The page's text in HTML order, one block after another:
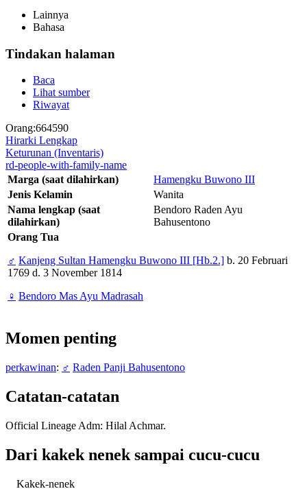
Lainnya
Bahasa
Tindakan halaman
Baca
Lihat sumber
Riwayat
Orang:664590
Hirarki Lengkap
Keturunan (Inventaris)
rd-people-with-family-name
Marga (saat dilahirkan)
Hamengku Buwono III
Jenis Kelamin
Wanita
Nama lengkap (saat
dilahirkan)
Bendoro Raden Ayu
Bahusentono
Orang Tua
♂ Kanjeng Sultan Hamengku Buwono III [Hb.2.] b. 20 Februari
1769 d. 3 November 1814
♀ Bendoro Mas Ayu Madrasah
Momen penting
perkawinan: ♂ Raden Panji Bahusentono
Catatan-catatan
Official Lineage Adm: Hilal Achmar.
Dari kakek nenek sampai cucu-cucu
Kakek-nenek